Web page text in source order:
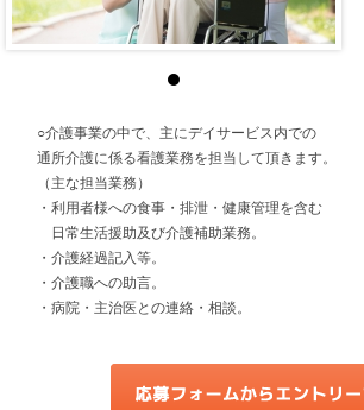
○介護事業の中で、主にデイサービス内での
通所介護に係る看護業務を担当して頂きます。
（主な担当業務）
・利用者様への食事・排泄・健康管理を含む
日常生活援助及び介護補助業務。
・介護経過記入等。
・介護職への助言。
・病院・主治医との連絡・相談。